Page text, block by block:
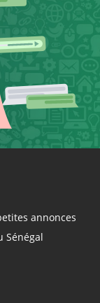
annonces
Sénégal